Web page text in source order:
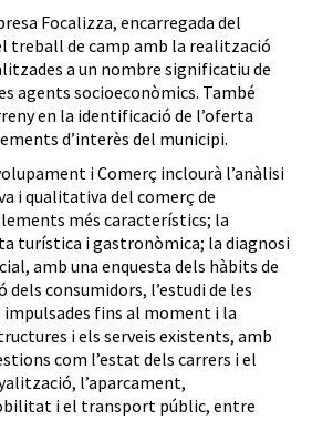
Focalizza, encarregada del
treball de camp amb la realització
a un nombre significatiu de
agents socioeconòmics. També
en la identificació de l’oferta
d’interès del municipi.
i Comerç inclourà l’anàlisi
i qualitativa del comerç de
més característics; la
turística i gastronòmica; la diagnosi
amb una enquesta dels hàbits de
consumidors, l’estudi de les
fins al moment i la
i els serveis existents, amb
com l’estat dels carrers i el
l’aparcament,
i el transport públic, entre